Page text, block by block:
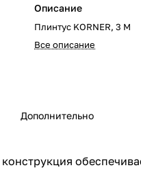
Описание
Плинтус KORNER, 3 М
Все описание
Дополнительно